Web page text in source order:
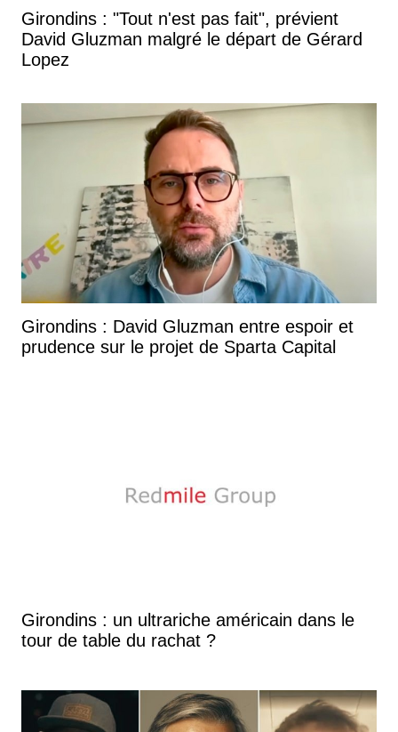
Girondins : "Tout n'est pas fait", prévient
David Gluzman malgré le départ de Gérard
Lopez
Girondins : David Gluzman entre espoir et
prudence sur le projet de Sparta Capital
Girondins : un ultrariche américain dans le
tour de table du rachat ?